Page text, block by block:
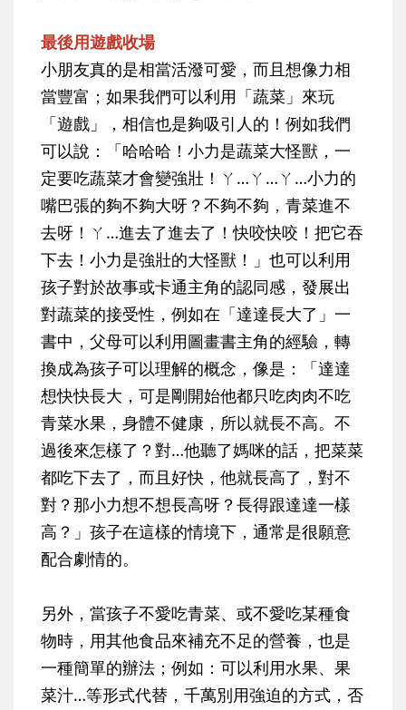
最後用遊戲收場
小朋友真的是相當活潑可愛，而且想像力相
當豐富；如果我們可以利用「蔬菜」來玩
「遊戲」，相信也是夠吸引人的！例如我們
可以說：「哈哈哈！小力是蔬菜大怪獸，一
定要吃蔬菜才會變強壯！ㄚ…ㄚ…ㄚ…小力的
嘴巴張的夠不夠大呀？不夠不夠，青菜進不
去呀！ㄚ…進去了進去了！快咬快咬！把它吞
下去！小力是強壯的大怪獸！」也可以利用
孩子對於故事或卡通主角的認同感，發展出
對蔬菜的接受性，例如在「達達長大了」一
書中，父母可以利用圖畫書主角的經驗，轉
換成為孩子可以理解的概念，像是：「達達
想快快長大，可是剛開始他都只吃肉肉不吃
青菜水果，身體不健康，所以就長不高。不
過後來怎樣了？對…他聽了媽咪的話，把菜菜
都吃下去了，而且好快，他就長高了，對不
對？那小力想不想長高呀？長得跟達達一樣
高？」孩子在這樣的情境下，通常是很願意
配合劇情的。
另外，當孩子不愛吃青菜、或不愛吃某種食
物時，用其他食品來補充不足的營養，也是
一種簡單的辦法；例如：可以利用水果、果
菜汁…等形式代替，千萬別用強迫的方式，否